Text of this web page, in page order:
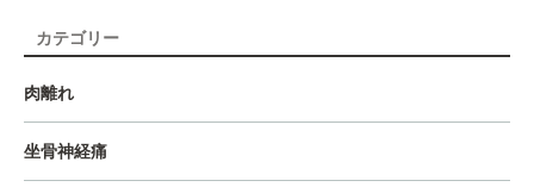
カテゴリー
肉離れ
坐骨神経痛